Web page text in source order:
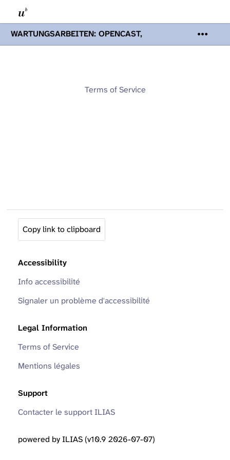
WARTUNGSARBEITEN: OPENCAST,
PODCASTS & TOBIRA
Mi 19. August
Opencast-Videos und Tobira nicht zur
Terms of Service
Copy link to clipboard
Accessibility
Info accessibilité
Signaler un problème d'accessibilité
Legal Information
Terms of Service
Mentions légales
Support
Contacter le support ILIAS
powered by ILIAS (v10.9 2026-07-07)